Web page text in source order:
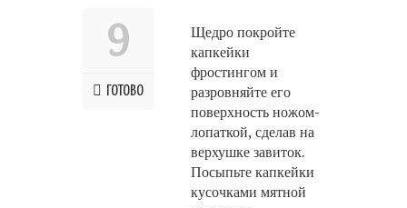
9
ГОТОВО
Щедро покройте
капкейки
фростингом и
разровняйте его
поверхность ножом-
лопаткой, сделав на
верхушке завиток.
Посыпьте капкейки
кусочками мятной